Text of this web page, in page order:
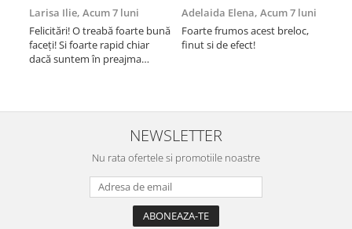
Larisa Ilie, Acum 7 luni
Felicitări! O treabă foarte bună
faceți! Si foarte rapid chiar
dacă suntem în preajma
Adelaida Elena, Acum 7 luni
Foarte frumos acest breloc,
finut si de efect!
NEWSLETTER
Nu rata ofertele si promotiile noastre